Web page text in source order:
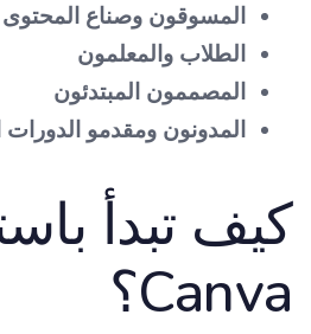
المسوقون وصناع المحتوى
الطلاب والمعلمون
المصممون المبتدئون
المدونون ومقدمو الدورات
كيف تبدأ
Canva؟